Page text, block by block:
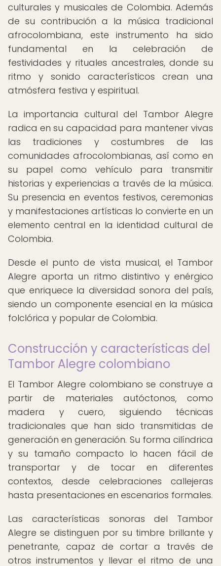
culturales y musicales de Colombia. Además
de su contribución a la música tradicional
afrocolombiana, este instrumento ha sido
fundamental en la celebración de
festividades y rituales ancestrales, donde su
ritmo y sonido característicos crean una
atmósfera festiva y espiritual.
La importancia cultural del Tambor Alegre
radica en su capacidad para mantener vivas
las tradiciones y costumbres de las
comunidades afrocolombianas, así como en
su papel como vehículo para transmitir
historias y experiencias a través de la música.
Su presencia en eventos festivos, ceremonias
y manifestaciones artísticas lo convierte en un
elemento central en la identidad cultural de
Colombia.
Desde el punto de vista musical, el Tambor
Alegre aporta un ritmo distintivo y enérgico
que enriquece la diversidad sonora del país,
siendo un componente esencial en la música
folclórica y popular de Colombia.
Construcción y características del
Tambor Alegre colombiano
El Tambor Alegre colombiano se construye a
partir de materiales autóctonos, como
madera y cuero, siguiendo técnicas
tradicionales que han sido transmitidas de
generación en generación. Su forma cilíndrica
y su tamaño compacto lo hacen fácil de
transportar y de tocar en diferentes
contextos, desde celebraciones callejeras
hasta presentaciones en escenarios formales.
Las características sonoras del Tambor
Alegre se distinguen por su timbre brillante y
penetrante, capaz de cortar a través de
otros instrumentos y llevar el ritmo de una